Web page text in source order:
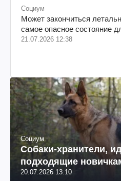
Социум
Может закончиться
самое опасное состояние
21.07.2026 12:38
Социум
Собаки-хранители,
подходящие
20.07.2026 13:10